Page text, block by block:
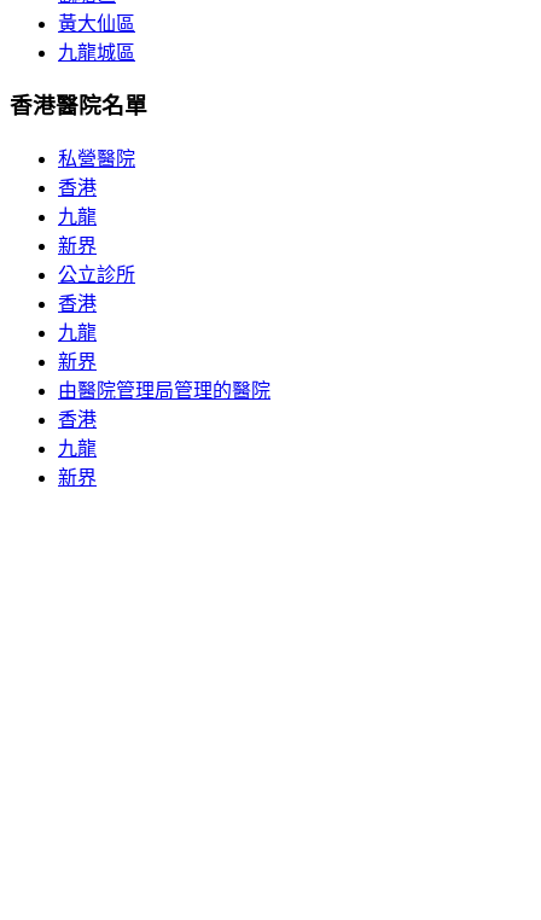
黃大仙區
九龍城區
香港醫院名單
私營醫院
香港
九龍
新界
公立診所
香港
九龍
新界
由醫院管理局管理的醫院
香港
九龍
新界